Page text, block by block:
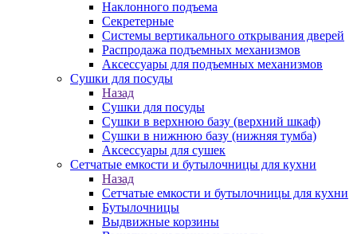
Наклонного подъема
Секретерные
Системы вертикального открывания дверей
Распродажа подъемных механизмов
Аксессуары для подъемных механизмов
Сушки для посуды
Назад
Сушки для посуды
Сушки в верхнюю базу (верхний шкаф)
Сушки в нижнюю базу (нижняя тумба)
Аксессуары для сушек
Сетчатые емкости и бутылочницы для кухни
Назад
Сетчатые емкости и бутылочницы для кухни
Бутылочницы
Выдвижные корзины